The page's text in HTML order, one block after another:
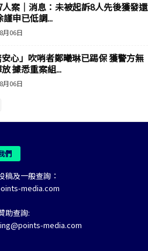
人案｜消息：未被起訴8人先後獲發還
謹申已低調...
月06日
安心」吹哨者鄭曦琳已踢保 獲警方無
據悉重案組...
月06日
們
稿及一般查詢：
media.com
助查詢:
media.com